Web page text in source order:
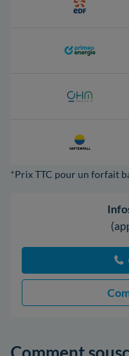
*Prix TTC pour un forfait